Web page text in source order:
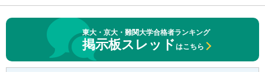
東大・京大・難関大学合格者ランキング
掲示板スレッドはこちら